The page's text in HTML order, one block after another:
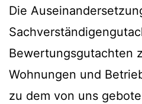
Die
Bewertungsgutachten
Wohnungen und
zu dem von uns